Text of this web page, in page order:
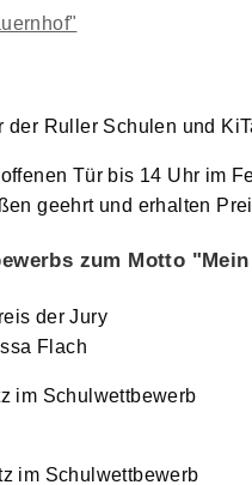
Ruller Schulen und
Tür bis 14 Uhr im
geehrt und erhalten
zum Motto
Flach